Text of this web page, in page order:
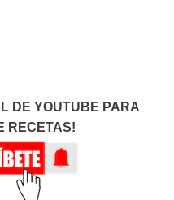
DE YOUTUBE PARA
RECETAS!